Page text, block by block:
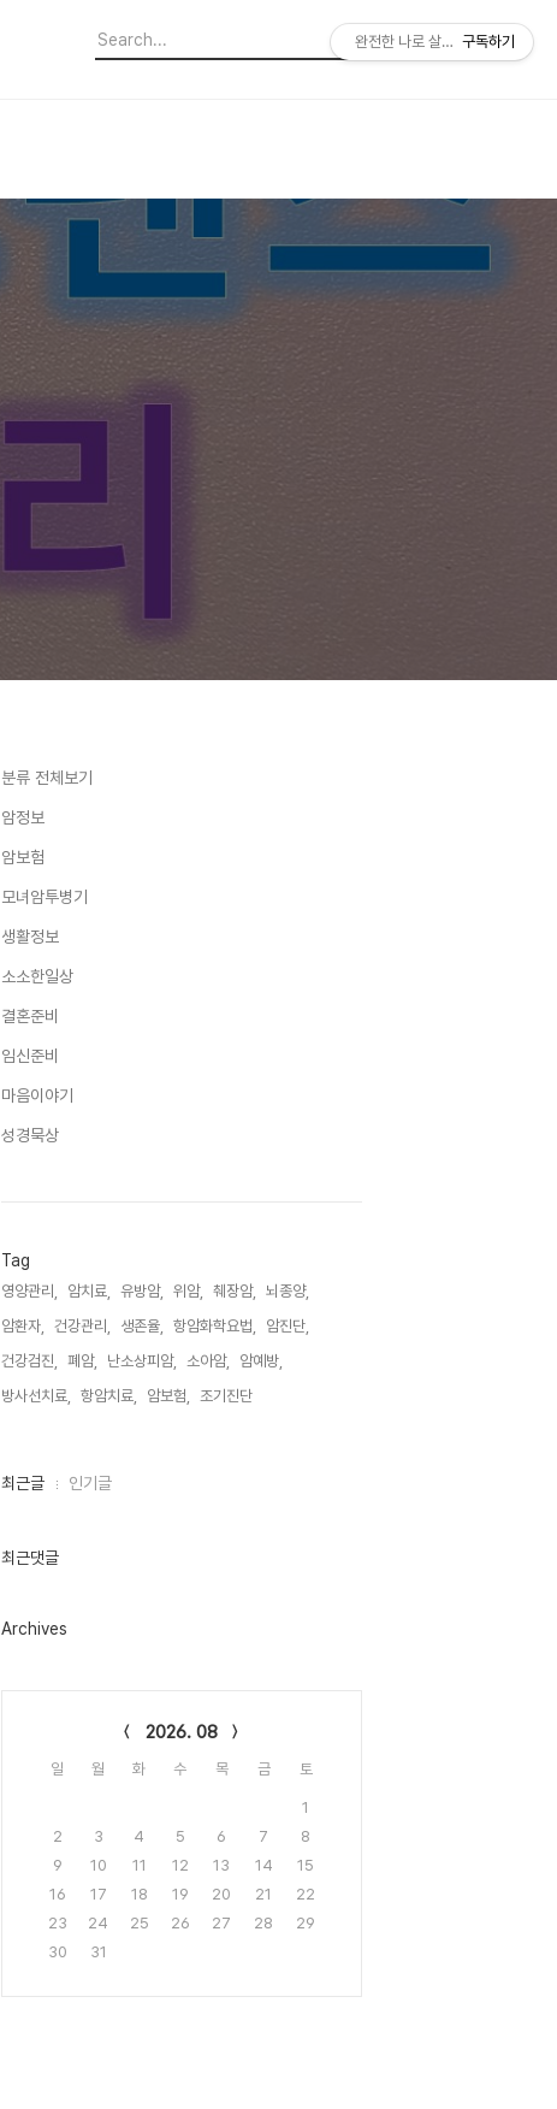
분류 전체보기
암정보
암보험
모녀암투병기
생활정보
소소한일상
결혼준비
임신준비
마음이야기
성경묵상
Tag
영양관리, 암치료, 유방암, 위암, 췌장암,
뇌종양,
암환자,
건강관리, 생존율, 항암화학요법,
암진단,
건강검진,
폐암, 난소상피암, 소아암,
암예방,
방사선치료,
항암치료, 암보험, 조기진단,
최
인
최근글 인기글
최근댓글
Archives
2026. 08
일 월 화 수 목 금 토
1
2
3 4 5 6 7
8
9
10 11 12 13 14
15
16
17 18 19 20 21
22
23
24 25 26 27 28
29
30
31
완전한 나로 살아가기구독하기